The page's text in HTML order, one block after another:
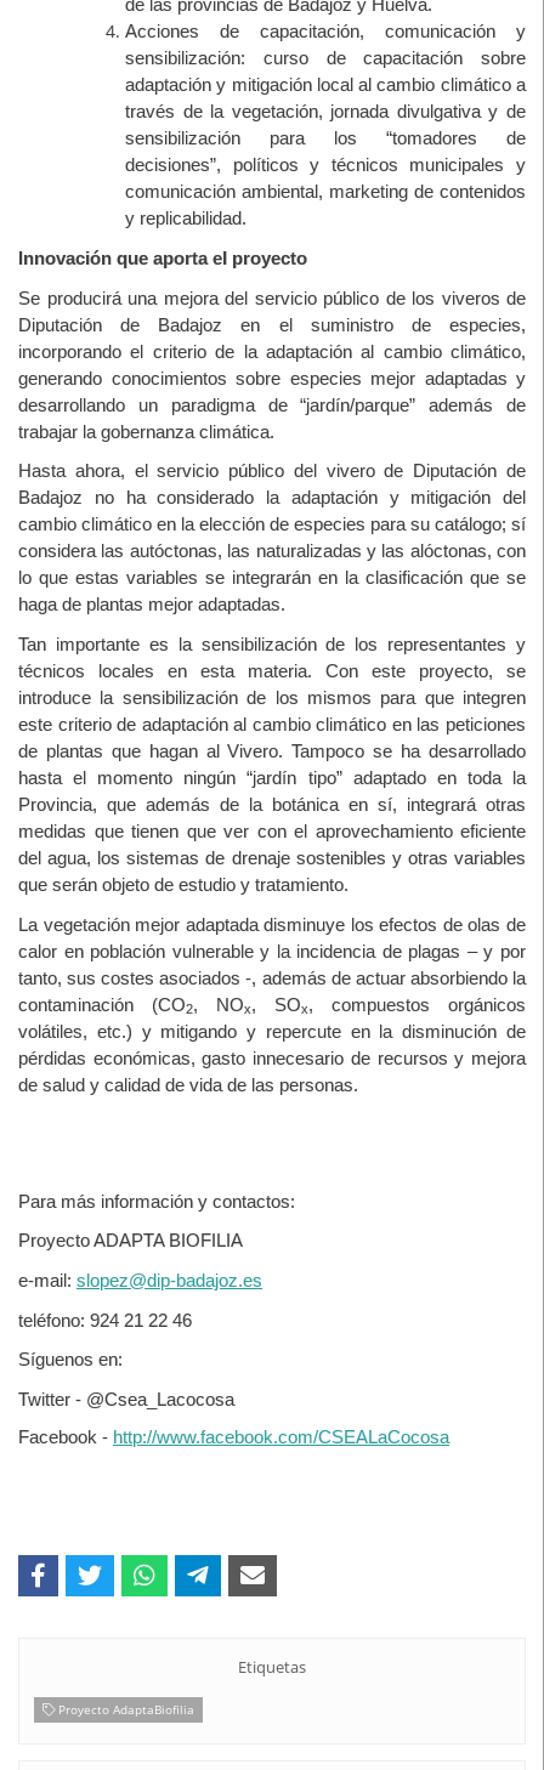
de las provincias de Badajoz y Huelva.
Acciones de capacitación, comunicación y
sensibilización: curso de capacitación sobre
adaptación y mitigación local al cambio climático a
través de la vegetación, jornada divulgativa y de
sensibilización para los “tomadores de
decisiones”, políticos y técnicos municipales y
comunicación ambiental, marketing de contenidos
y replicabilidad.
Innovación que aporta el proyecto
Se producirá una mejora del servicio público de los viveros de
Diputación de Badajoz en el suministro de especies,
incorporando el criterio de la adaptación al cambio climático,
generando conocimientos sobre especies mejor adaptadas y
desarrollando un paradigma de “jardín/parque” además de
trabajar la gobernanza climática.
Hasta ahora, el servicio público del vivero de Diputación de
Badajoz no ha considerado la adaptación y mitigación del
cambio climático en la elección de especies para su catálogo; sí
considera las autóctonas, las naturalizadas y las alóctonas, con
lo que estas variables se integrarán en la clasificación que se
haga de plantas mejor adaptadas.
Tan importante es la sensibilización de los representantes y
técnicos locales en esta materia. Con este proyecto, se
introduce la sensibilización de los mismos para que integren
este criterio de adaptación al cambio climático en las peticiones
de plantas que hagan al Vivero. Tampoco se ha desarrollado
hasta el momento ningún “jardín tipo” adaptado en toda la
Provincia, que además de la botánica en sí, integrará otras
medidas que tienen que ver con el aprovechamiento eficiente
del agua, los sistemas de drenaje sostenibles y otras variables
que serán objeto de estudio y tratamiento.
La vegetación mejor adaptada disminuye los efectos de olas de
calor en población vulnerable y la incidencia de plagas – y por
tanto, sus costes asociados -, además de actuar absorbiendo la
contaminación (CO2, NOx, SOx, compuestos orgánicos
volátiles, etc.) y mitigando y repercute en la disminución de
pérdidas económicas, gasto innecesario de recursos y mejora
de salud y calidad de vida de las personas.
Para más información y contactos:
Proyecto ADAPTA BIOFILIA
e-mail: slopez@dip-badajoz.es
teléfono: 924 21 22 46
Síguenos en:
Twitter - @Csea_Lacocosa
Facebook - http://www.facebook.com/CSEALaCocosa
Etiquetas
Proyecto AdaptaBiofilia